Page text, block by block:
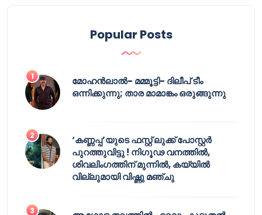
Popular Posts
മോഹൻലാൽ- മമ്മൂട്ടി- ദിലീപ് ടീം
ഒന്നിക്കുന്നു; താര മാമാങ്കം ഒരുങ്ങുന്നു
‘കണ്ണപ്പ’യുടെ ഫസ്റ്റ് ലുക്ക് പോസ്റ്റർ
പുറത്തുവിട്ടു ! നിഗൂഢ വനത്തിൽ,
ശിവലിംഗത്തിന് മുന്നിൽ, കയ്യിൽ
വില്ലുമായി വിഷ്ണു മഞ്ചു